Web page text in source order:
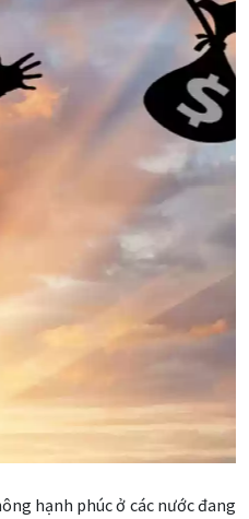
hạnh phúc ở các nước đang